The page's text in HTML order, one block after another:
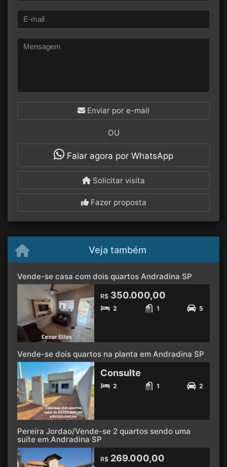
Enviar por e-mail
OU
Falar agora por WhatsApp
Solicitar visita
Fazer proposta
Veja também
Vende-se casa com dois quartos Andradina SP
R$ 350.000,00
2 1 5
Vende-se dois quartos na planta em Andradina SP
Consulte
2 1 2
Pereira Jordao/Vende-se 2 quartos sendo uma
suíte em Andradina SP
R$ 269.000,00